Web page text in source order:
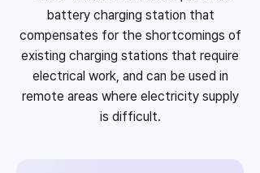
battery charging station that
compensates for the shortcomings of
existing charging stations that require
electrical work, and can be used in
remote areas where electricity supply
is difficult.